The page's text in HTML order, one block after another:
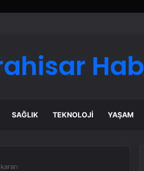
ve Web Tasarım Ajansı
SAĞLIK TEKNOLOJI YAŞAM